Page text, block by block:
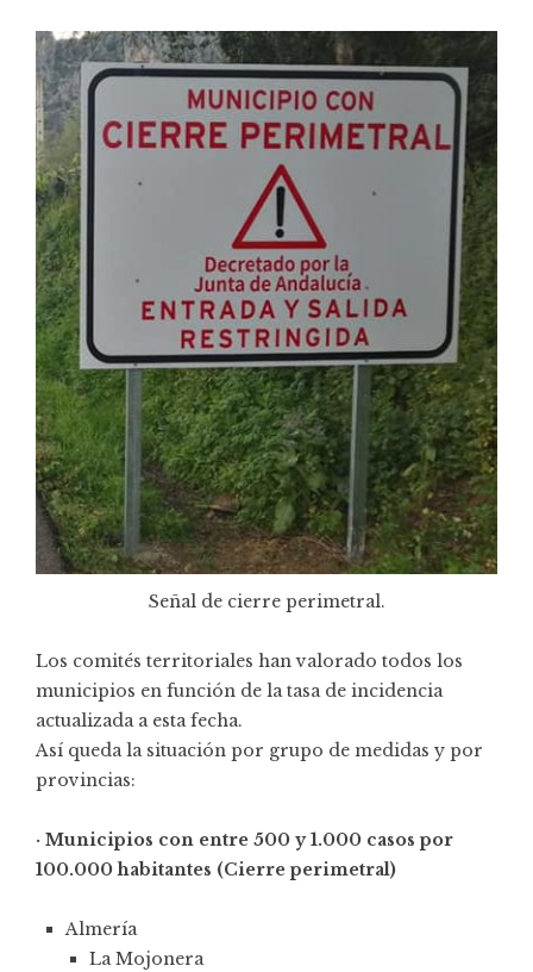
Señal de cierre perimetral.
Los comités territoriales han valorado todos los
municipios en función de la tasa de incidencia
actualizada a esta fecha.
Así queda la situación por grupo de medidas y por
provincias:
· Municipios con entre 500 y 1.000 casos por
100.000 habitantes (Cierre perimetral)
Almería
La Mojonera